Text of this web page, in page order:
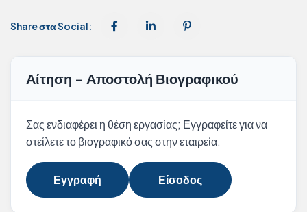
Share στα Social:
Αίτηση - Αποστολή Βιογραφικού
Σας ενδιαφέρει η θέση εργασίας; Εγγραφείτε για να
στείλετε το βιογραφικό σας στην εταιρεία.
Εγγραφή Είσοδος